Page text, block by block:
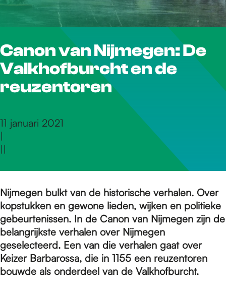
r
d
e
o
m
e
p
Canon van Nijmegen: De
Valkhofburcht en de
reuzentoren
11 januari 2021
|
||
Nijmegen bulkt van de historische verhalen. Over
kopstukken en gewone lieden, wijken en politieke
gebeurtenissen. In de Canon van Nijmegen zijn de
belangrijkste verhalen over Nijmegen
geselecteerd. Een van die verhalen gaat over
Keizer Barbarossa, die in 1155 een reuzentoren
bouwde als onderdeel van de Valkhofburcht.